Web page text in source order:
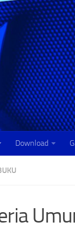
Download